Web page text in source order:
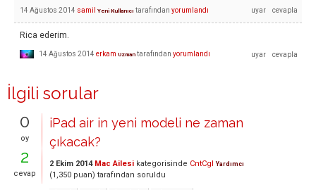
14 Ağustos 2014 samil Yeni Kullanıcı tarafından yorumlandı
Rica ederim.
14 Ağustos 2014 erkam Uzman tarafından yorumlandı
İlgili sorular
0
oy
2
cevap
iPad air in yeni modeli ne zaman
çıkacak?
2 Ekim 2014 Mac Ailesi kategorisinde CntCgl Yardımcı
(1,350 puan) tarafından soruldu